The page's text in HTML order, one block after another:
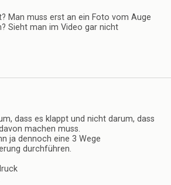
Man muss erst an ein Foto vom Auge
Sieht man im Video gar nicht
dass es klappt und nicht darum, dass
machen muss.
ja dennoch eine 3 Wege
durchführen.